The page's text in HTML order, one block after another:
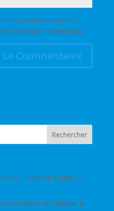
e-mail et mon site
prochain commentaire.
SERVICE CLIENT 5
permettent de fiabiliser le